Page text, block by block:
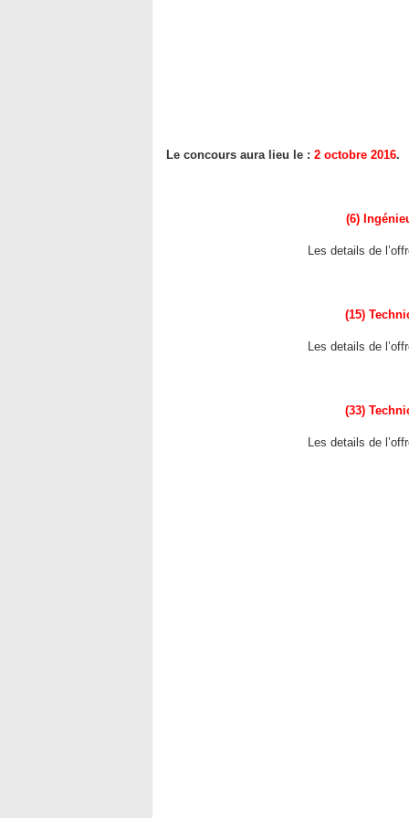
Le concours aura lieu le : 2 octobre 2016.
(6)
Les details de
(15)
Les details de
(33)
Les details de